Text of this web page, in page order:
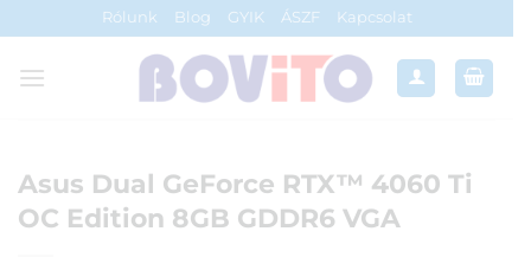
to
content
Rólunk Blog GYIK ÁSZF Kapcsolat
Asus Dual GeForce RTX™ 4060 Ti
OC Edition 8GB GDDR6 VGA